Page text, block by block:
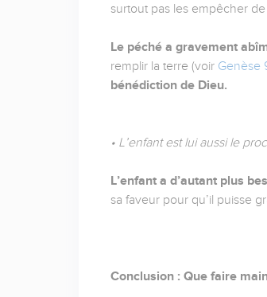
surtout pas les empêcher
Le péché a gravement
remplir la terre (voir Genèse
bénédiction de Dieu.
• L’enfant est lui aussi le
L’enfant a d’autant plus
sa faveur pour qu’il puisse
Conclusion : Que faire